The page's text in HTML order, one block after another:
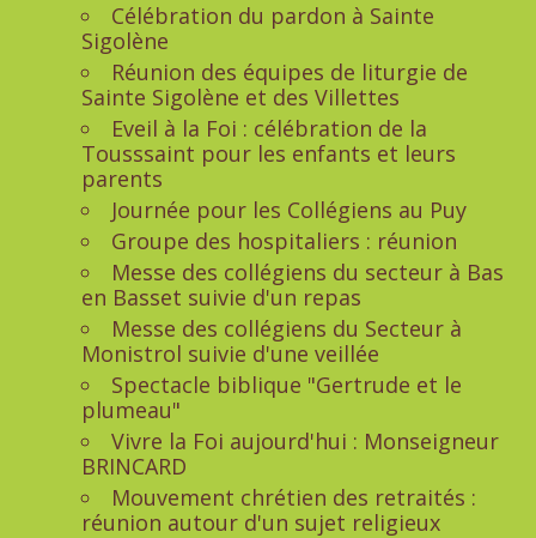
Célébration du pardon à Sainte
Sigolène
Réunion des équipes de liturgie de
Sainte Sigolène et des Villettes
Eveil à la Foi : célébration de la
Tousssaint pour les enfants et leurs
parents
Journée pour les Collégiens au Puy
Groupe des hospitaliers : réunion
Messe des collégiens du secteur à Bas
en Basset suivie d'un repas
Messe des collégiens du Secteur à
Monistrol suivie d'une veillée
Spectacle biblique "Gertrude et le
plumeau"
Vivre la Foi aujourd'hui : Monseigneur
BRINCARD
Mouvement chrétien des retraités :
réunion autour d'un sujet religieux